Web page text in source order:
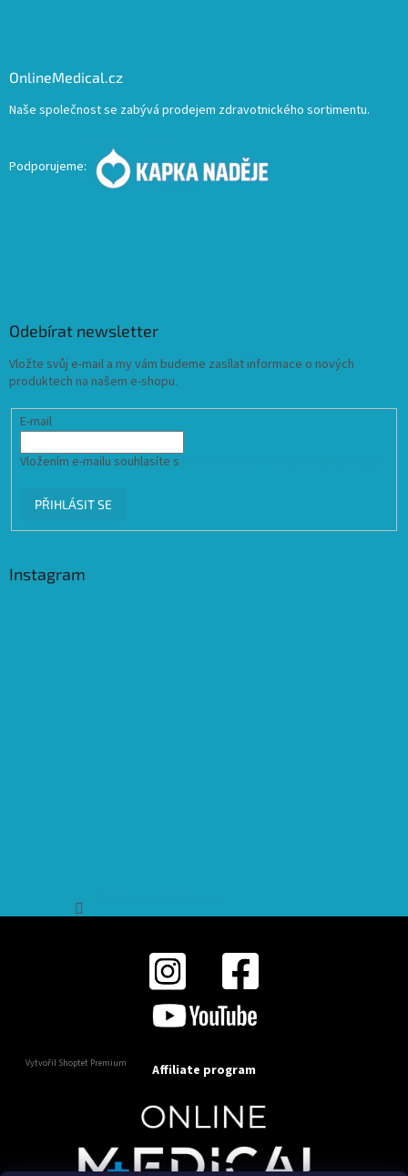
OnlineMedical.cz
Naše společnost se zabývá prodejem zdravotnického sortimentu.
Podporujeme:
Odebírat newsletter
Vložte svůj e-mail a my vám budeme zasílat informace o nových
produktech na našem e-shopu.
E-mail
Vložením e-mailu souhlasíte s
PŘIHLÁSIT SE
Instagram
Vytvořil Shoptet Premium Affiliate program